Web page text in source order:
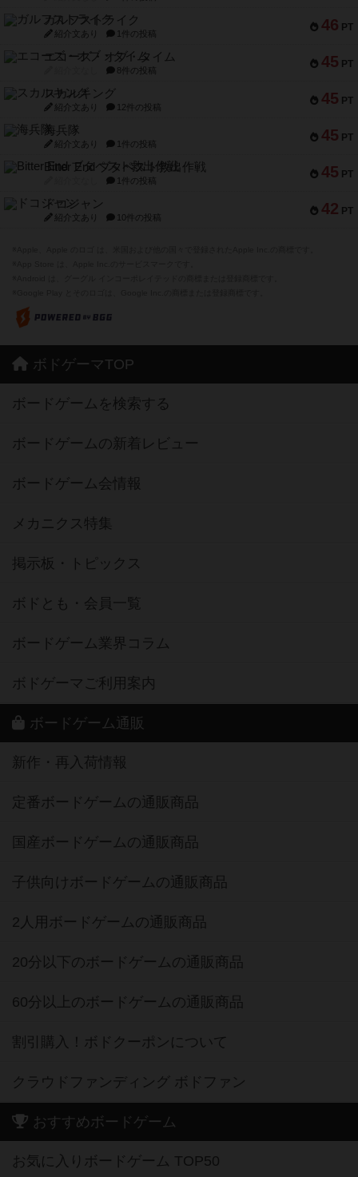
46 PT
ガルフストライク
紹介文あり 1件の投稿
45 PT
エコーズ・オブ・タイム
8件の投稿
45 PT
スカルキング
紹介文あり 12件の投稿
45 PT
海兵隊
紹介文あり 1件の投稿
45 PT
Bitter End ブタペスト救出作戦
1件の投稿
42 PT
ドコジャン
紹介文あり 10件の投稿
ボドゲーマTOP
ボードゲームを検索する
ボードゲームの新着レビュー
ボードゲーム会情報
メカニクス特集
掲示板・トピックス
ボドとも・会員一覧
ボードゲーム業界コラム
ボドゲーマご利用案内
ボードゲーム通販
新作・再入荷情報
定番ボードゲームの通販商品
国産ボードゲームの通販商品
子供向けボードゲームの通販商品
2人用ボードゲームの通販商品
20分以下のボードゲームの通販商品
60分以上のボードゲームの通販商品
割引購入！ボドクーポンについて
クラウドファンディング ボドファン
おすすめボードゲーム
お気に入りボードゲーム TOP50